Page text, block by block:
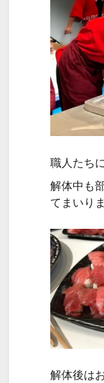
職人たち
解体中も
てまいり
解体後は